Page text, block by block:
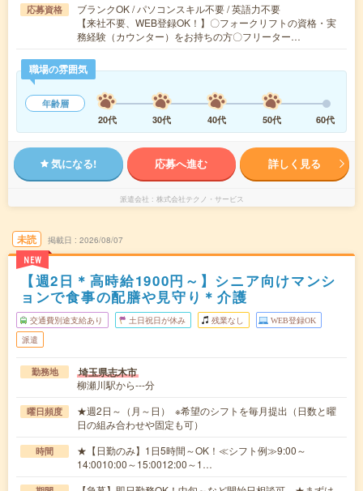
応募資格
ブランクOK / パソコンスキル不要 / 英語力不要
【来社不要、WEB登録OK！】〇フォークリフトの資格・実
務経験（カウンター）をお持ちの方〇フリーター…
職場の雰囲気
年齢層
20代
30代 40代 50代 60代
気になる! 応募へ進む 詳しく見る
派遣会社 株式会社テクノ・サービス
未読
NEW
掲載日 2026/08/07
【週2日＊高時給1900円～】シニア向けマンシ
ョンで食事の配膳や見守り＊介護
交通費別途支給あり 土日祝日が休み 残業なし WEB登録OK
派遣
勤務地 埼玉県志木市
柳瀬川駅から---分
曜日頻度
★週2日～（月～日） ※希望のシフトを毎月提出（日数と曜
日の組み合わせや固定も可）
時間
★【日勤のみ】1日5時間～OK！≪シフト例≫9:00～
14:0010:00～15:0012:00～1…